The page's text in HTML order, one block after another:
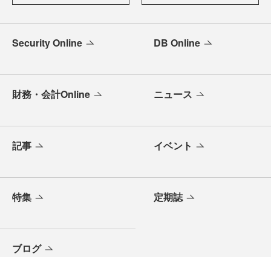
Security Online DB Online
財務・会計Online ニュース
記事 イベント
特集 定期誌
ブログ